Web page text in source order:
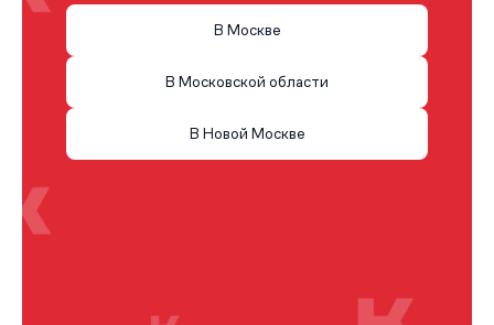
В Москве
В Московской области
В Новой Москве